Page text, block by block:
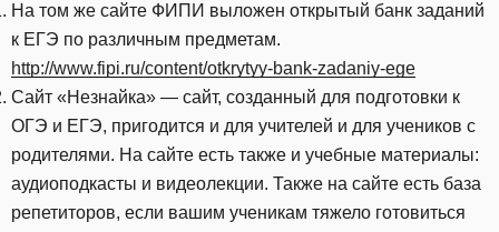
На том же сайте ФИПИ выложен открытый банк заданий
к ЕГЭ по различным предметам.
http://www.fipi.ru/content/otkrytyy-bank-zadaniy-ege
Сайт «Незнайка» — сайт, созданный для подготовки к
ОГЭ и ЕГЭ, пригодится и для учителей и для учеников с
родителями. На сайте есть также и учебные материалы:
аудиоподкасты и видеолекции. Также на сайте есть база
репетиторов, если вашим ученикам тяжело готовиться